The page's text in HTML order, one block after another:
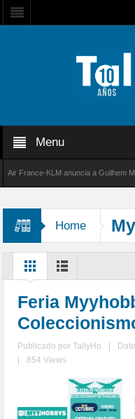
Menu
KLM anuncia a Guilhem Mallet
Home
Feria
Publicado porTallyHo
854 Views